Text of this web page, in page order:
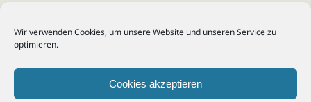
Wir verwenden Cookies, um unsere Website und unseren Service zu
optimieren.
Cookies akzeptieren